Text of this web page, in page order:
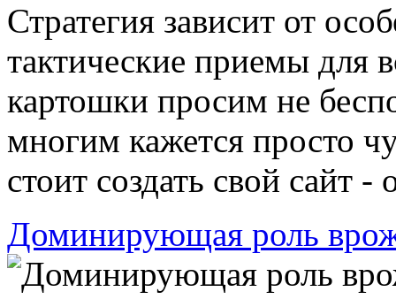
Стратегия зависит от
тактические приемы для
картошки просим не
многим кажется просто
стоит создать свой сайт
Доминирующая роль